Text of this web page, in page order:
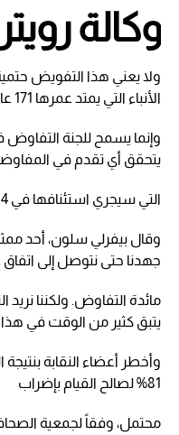
وكالة
ولا يعني هذا التفويض
الأنباء التي يمتد عمرها 171 عاماً،
وإنما يسمح للجنة التفاوض
يتحقق أي تقدم في
التي سيجري استئنافها في 14 نوفمبر.
وقال بيفرلي سلون، أحد
جهدنا حتى نتوصل إلى
مائدة التفاوض. ولكننا نريد
يتبق كثير من الوقت في هذا
وأخطر أعضاء النقابة
81% لصالح القيام بإضراب
محتمل، وفقاً لجمعية